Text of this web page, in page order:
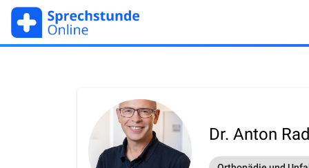
Dr. Anton